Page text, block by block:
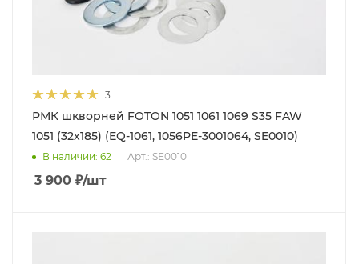
3
РМК шкворней FOTON 1051 1061 1069 S35 FAW
1051 (32х185) (EQ-1061, 1056PE-3001064, SE0010)
В наличии: 62 Арт.: SE0010
3 900 ₽/шт